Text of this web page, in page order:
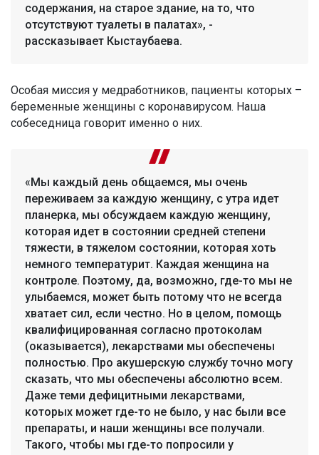
содержания, на старое здание, на то, что
отсутствуют туалеты в палатах», -
рассказывает Кыстаубаева.
Особая миссия у медработников, пациенты которых –
беременные женщины с коронавирусом. Наша
собеседница говорит именно о них.
«Мы каждый день общаемся, мы очень
переживаем за каждую женщину, с утра идет
планерка, мы обсуждаем каждую женщину,
которая идет в состоянии средней степени
тяжести, в тяжелом состоянии, которая хоть
немного температурит. Каждая женщина на
контроле. Поэтому, да, возможно, где-то мы не
улыбаемся, может быть потому что не всегда
хватает сил, если честно. Но в целом, помощь
квалифицированная согласно протоколам
(оказывается), лекарствами мы обеспечены
полностью. Про акушерскую службу точно могу
сказать, что мы обеспечены абсолютно всем.
Даже теми дефицитными лекарствами,
которых может где-то не было, у нас были все
препараты, и наши женщины все получали.
Такого, чтобы мы где-то попросили у